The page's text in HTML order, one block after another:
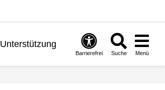
Unterstützung
Barrierefrei Suche Menü